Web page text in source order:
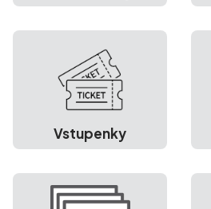
Vstupenky